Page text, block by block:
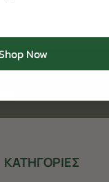
ΚΑΤΗΓΟΡΙΕΣ
Now